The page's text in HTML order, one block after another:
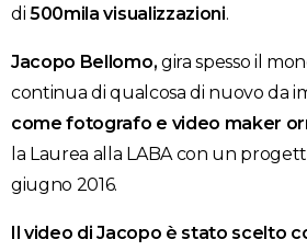
di500mila visualizzazioni.
Jacopo Bellomo, gira spesso il
continua di qualcosa di nuovo da
come fotografo e video maker
la Laurea alla LABA con un
giugno 2016.
Il video di Jacopo è stato scelto